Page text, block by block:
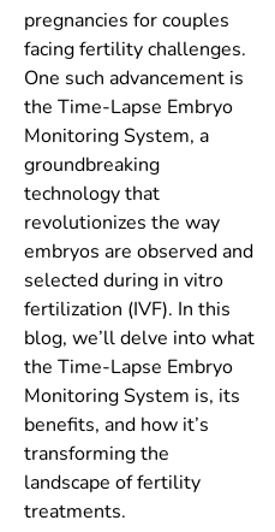
pregnancies for couples
facing fertility challenges.
One such advancement is
the Time-Lapse Embryo
Monitoring System, a
groundbreaking
technology that
revolutionizes the way
embryos are observed and
selected during in vitro
fertilization (IVF). In this
blog, we’ll delve into what
the Time-Lapse Embryo
Monitoring System is, its
benefits, and how it’s
transforming the
landscape of fertility
treatments.